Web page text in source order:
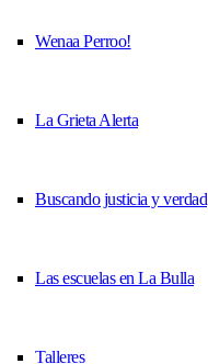
Wenaa Perroo!
La Grieta Alerta
Buscando justicia y verdad
Las escuelas en La Bulla
Talleres